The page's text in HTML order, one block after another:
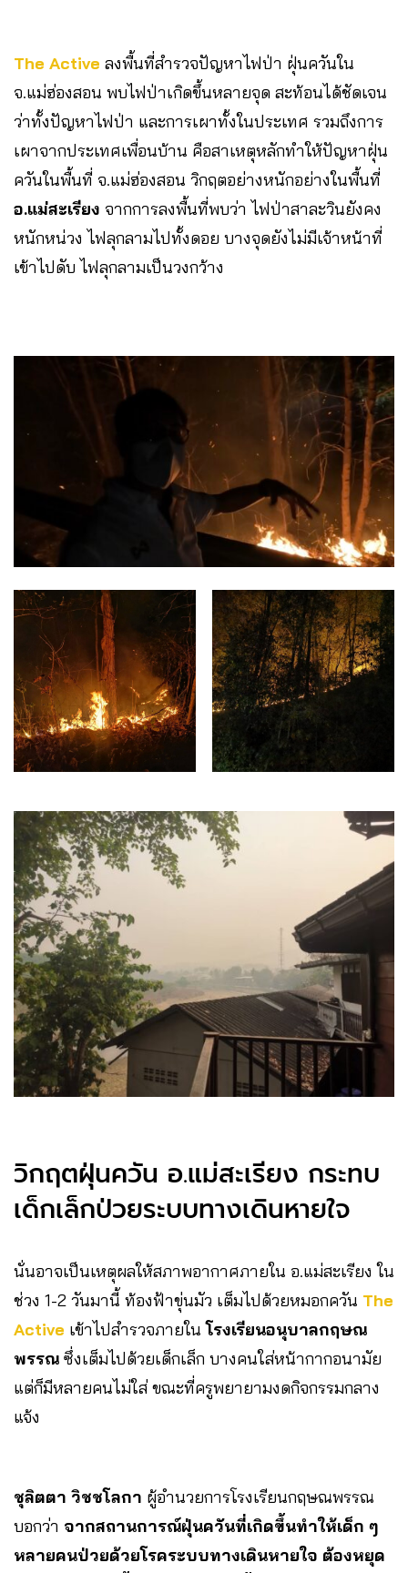
The Active ลงพื้นที่สำรวจปัญหาไฟป่า ฝุ่นควันใน
จ.แม่ฮ่องสอน พบไฟป่าเกิดขึ้นหลายจุด สะท้อนได้ชัดเจน
ว่าทั้งปัญหาไฟป่า และการเผาทั้งในประเทศ รวมถึงการ
เผาจากประเทศเพื่อนบ้าน คือสาเหตุหลักทำให้ปัญหาฝุ่น
ควันในพื้นที่ จ.แม่ฮ่องสอน วิกฤตอย่างหนักอย่างในพื้นที่
อ.แม่สะเรียง จากการลงพื้นที่พบว่า ไฟป่าสาละวินยังคง
หนักหน่วง ไฟลุกลามไปทั้งดอย บางจุดยังไม่มีเจ้าหน้าที่
เข้าไปดับ ไฟลุกลามเป็นวงกว้าง ​
วิกฤตฝุ่นควัน อ.แม่สะเรียง กระทบ
เด็กเล็กป่วยระบบทางเดินหายใจ
นั่นอาจเป็นเหตุผลให้สภาพอากาศภายใน อ.แม่สะเรียง ใน
ช่วง 1-2 วันมานี้ ท้องฟ้า​ขุ่นมัว​ เต็มไปด้วยหมอกควัน The
Active เข้าไปสำรวจภายในโรงเรียนอนุบาล​กฤษณ
พรรณ ​ซึ่งเต็มไปด้วยเด็กเล็ก​ บางคนใส่หน้ากากอนามัย​
แต่ก็มีหลายคนไม่ใส่​ ขณะที่ครูพยายามงดกิจกรรมกลาง
แจ้ง
ชุลิตตา​ วิชชโลกา​ ผู้อำนวยการโรงเรียนกฤษณพรรณ​
บอกว่า จากสถานการณ์ฝุ่นควันที่เกิดขึ้นทำให้เด็ก ๆ
หลายคนป่วยด้วยโรคระบบทางเดินหายใจ ต้องหยุด